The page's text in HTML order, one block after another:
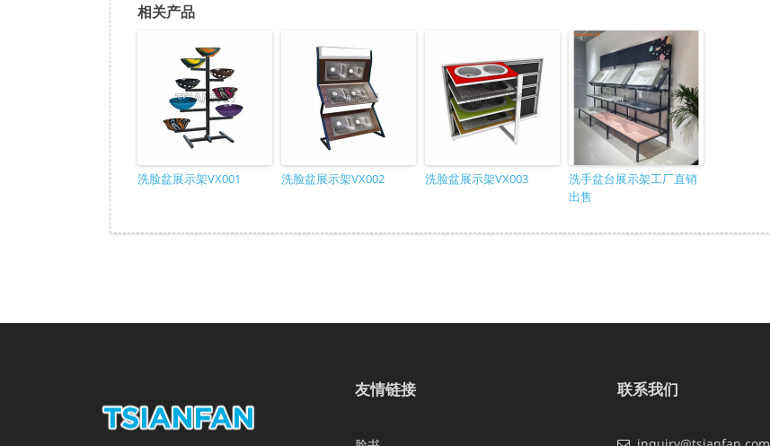
相关产品
洗脸盆展示架VX001 洗脸盆展示架VX002 洗脸盆展示架VX003
洗手盆台展示架工厂直销
出售
友情链接 联系我们